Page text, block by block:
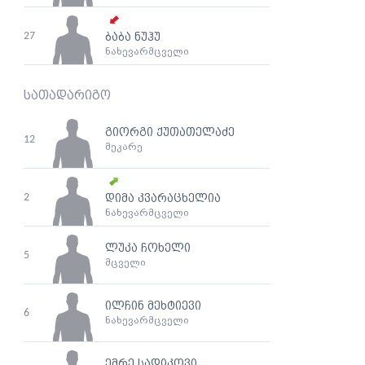
27 ბაბა ნუჰუ
ნახევარმცველი
სათადარიგო
12
გიორგი ქუთათელაძე
მეკარე
2 დიმა კვარაცხელია
ნახევარმცველი
5
ლუკა ჩოხელი
მცველი
6
ილჩინ მეხტიევი
ნახევარმცველი